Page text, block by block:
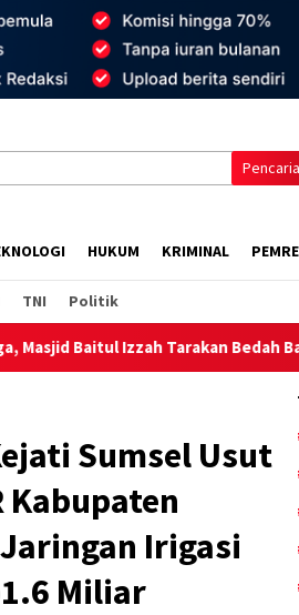
HUKUM KRIMINAL
TNI Politik
Bedah Bahaya Laten LGBT
Sumsel Usut
Kabupaten
Irigasi
Miliar